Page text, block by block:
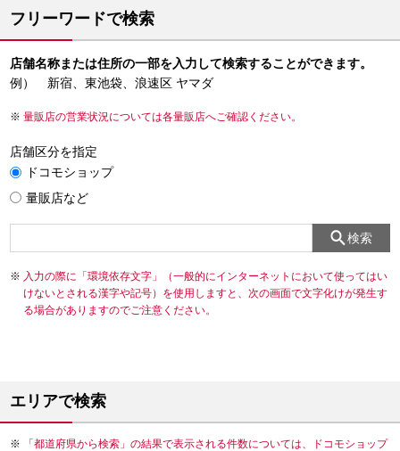
フリーワードで検索
店舗名称または住所の一部を入力して検索することができます。
例） 新宿、東池袋、浪速区 ヤマダ
量販店の営業状況については各量販店へご確認ください。
店舗区分を指定
ドコモショップ
量販店など
検索
入力の際に「環境依存文字」（一般的にインターネットにおいて使ってはい
けないとされる漢字や記号）を使用しますと、次の画面で文字化けが発生す
る場合がありますのでご注意ください。
エリアで検索
「都道府県から検索」の結果で表示される件数については、ドコモショップ